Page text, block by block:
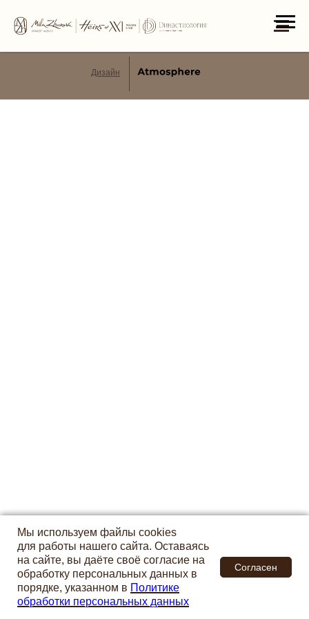
Мы используем файлы cookies
для работы нашего сайта. Оставаясь
на сайте, вы даёте своё согласие на
обработку персональных данных в
порядке, указанном в Политике
обработки персональных данных
Согласен
Mila Zhurova Conсept Agency
Мы используем файлы cookies
для работы нашего сайта. Оставаясь
на сайте, вы даёте своё согласие на
обработку персональных данных в
порядке, указанном в Политике
обработки персональных данных
Согласен
Дизайн